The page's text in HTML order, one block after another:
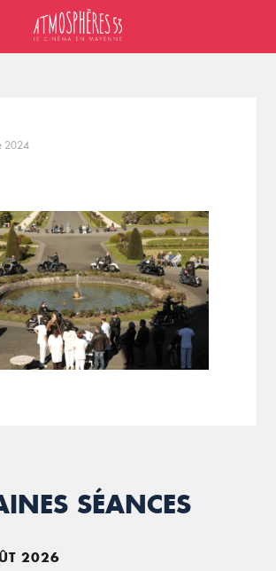
2024
SÉANCES
2026